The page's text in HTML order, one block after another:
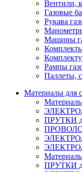
Вентили,
Газовые
Рукава
Машины
Рампы
Паллеты,
Материалы для
ПРУТКИ
ПРУТКИ